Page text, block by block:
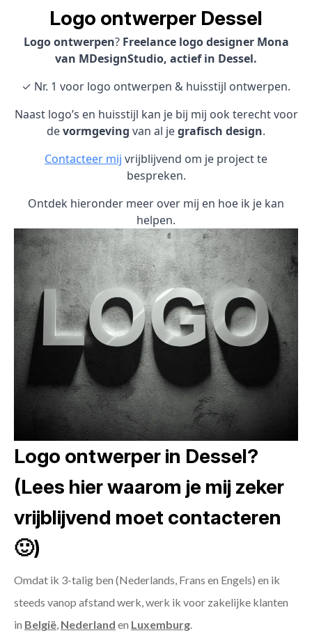
Logo ontwerper Dessel
Logo ontwerpen? Freelance logo designer Mona
van MDesignStudio, actief in Dessel.
✓ Nr. 1 voor logo ontwerpen & huisstijl ontwerpen.
Naast logo’s en huisstijl kan je bij mij ook terecht voor
devormgeving van al jegrafisch design.
Contacteer mij vrijblijvend om je project te
bespreken.
Ontdek hieronder meer over mij en hoe ik je kan
helpen.
Logo ontwerper in Dessel?
(Lees hier waarom je mij zeker
vrijblijvend moet contacteren
🙂)
Omdat ik 3-talig ben (Nederlands, Frans en Engels) en ik
steeds vanop afstand werk, werk ik voor zakelijke klanten
in België, Nederland en Luxemburg.